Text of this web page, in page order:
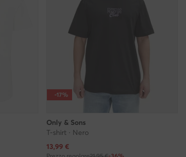
-17%
Only & Sons
T-shirt · Nero
Prezzo attuale
13,99 €